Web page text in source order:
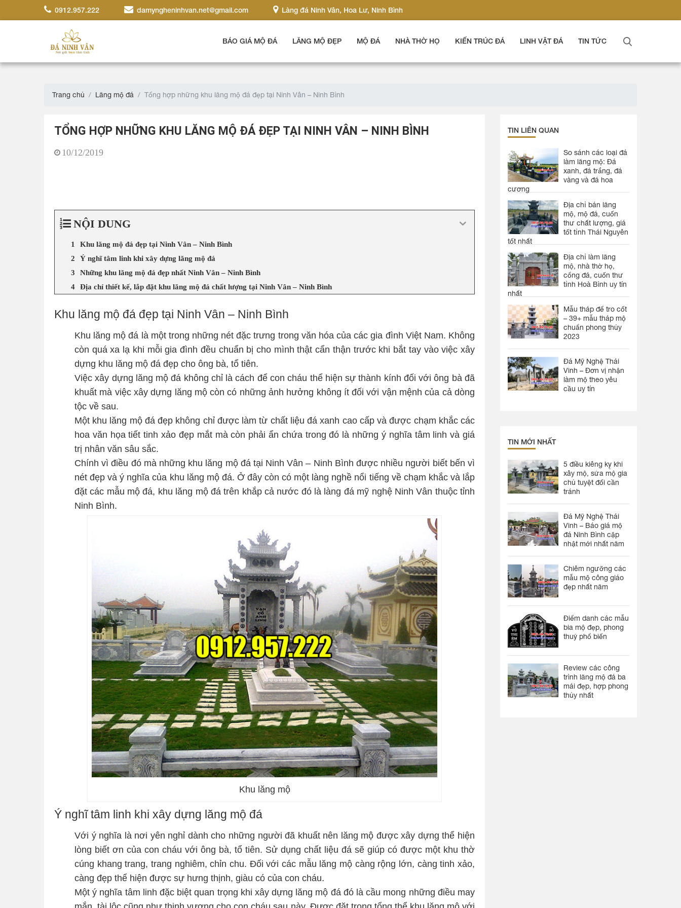
0912.957.222 damyngheninhvan.net@gmail.com Làng đá Ninh Vân, Hoa Lư, Ninh Bình
BÁO GIÁ MỘ ĐÁ LĂNG MỘ ĐẸP MỘ ĐÁ NHÀ THỜ HỌ KIẾN TRÚC ĐÁ LINH VẬT ĐÁ TIN TỨC
Trang chủ Lăng mộ đá Tổng hợp những khu lăng mộ đá đẹp tại Ninh Vân – Ninh Bình
TỔNG HỢP NHỮNG KHU LĂNG MỘ ĐÁ ĐẸP TẠI NINH VÂN – NINH BÌNH
10/12/2019
NỘI DUNG
Khu lăng mộ đá đẹp tại Ninh Vân – Ninh Bình
Ý nghĩ tâm linh khi xây dựng lăng mộ đá
Những khu lăng mộ đá đẹp nhất Ninh Vân – Ninh Bình
Địa chỉ thiết kế, lắp đặt khu lăng mộ đá chất lượng tại Ninh Vân – Ninh Bình
Khu lăng mộ đá đẹp tại Ninh Vân – Ninh Bình
Khu lăng mộ đá là một trong những nét đặc trưng trong văn hóa của các gia đình Việt Nam. Không
còn quá xa lạ khi mỗi gia đình đều chuẩn bị cho mình thật cẩn thận trước khi bắt tay vào việc xây
dựng khu lăng mộ đá đẹp cho ông bà, tổ tiên.
Việc xây dựng lăng mộ đá không chỉ là cách để con cháu thể hiện sự thành kính đối với ông bà đã
khuất mà việc xây dựng lăng mộ còn có những ảnh hưởng không ít đối với vận mệnh của cả dòng
tộc về sau.
Một khu lăng mộ đá đẹp không chỉ được làm từ chất liệu đá xanh cao cấp và được chạm khắc các
hoa văn họa tiết tinh xảo đẹp mắt mà còn phải ẩn chứa trong đó là những ý nghĩa tâm linh và giá
trị nhân văn sâu sắc.
Chính vì điều đó mà những khu lăng mộ đá tại Ninh Vân – Ninh Bình được nhiều người biết bến vì
nét đẹp và ý nghĩa của khu lăng mộ đá. Ở đây còn có một làng nghề nổi tiếng về chạm khắc và lắp
đặt các mẫu mộ đá, khu lăng mộ đá trên khắp cả nước đó là làng đá mỹ nghệ Ninh Vân thuộc tỉnh
Ninh Bình.
Khu lăng mộ
Ý nghĩ tâm linh khi xây dựng lăng mộ đá
Với ý nghĩa là nơi yên nghỉ dành cho những người đã khuất nên lăng mộ được xây dựng thể hiện
lòng biết ơn của con cháu với ông bà, tổ tiên. Sử dụng chất liệu đá sẽ giúp có được một khu thờ
cúng khang trang, trang nghiêm, chỉn chu. Đối với các mẫu lăng mộ càng rộng lớn, càng tinh xảo,
càng đẹp thể hiện được sự hưng thịnh, giàu có của con cháu.
Một ý nghĩa tâm linh đặc biệt quan trọng khi xây dựng lăng mộ đá đó là cầu mong những điều may
TIN LIÊN QUAN
So sánh các loại đá
làm lăng mộ: Đá
xanh, đá trắng, đá
vàng và đá hoa
cương
Địa chỉ bán lăng
mộ, mộ đá, cuốn
thư chất lượng, giá
tốt tỉnh Thái Nguyên
tốt nhất
Địa chỉ làm lăng
mộ, nhà thờ họ,
cổng đá, cuốn thư
tỉnh Hoà Bình uy tín
nhất
Mẫu tháp để tro cốt
– 39+ mẫu tháp mộ
chuẩn phong thủy
2023
Đá Mỹ Nghệ Thái
Vinh – Đơn vị nhận
làm mộ theo yêu
cầu uy tín
TIN MỚI NHẤT
5 điều kiêng kỵ khi
xây mộ, sửa mộ gia
chủ tuyệt đối cần
tránh
Đá Mỹ Nghệ Thái
Vinh – Báo giá mộ
đá Ninh Bình cập
nhật mới nhất năm
Chiêm ngưỡng các
mẫu mộ công giáo
đẹp nhất năm
Điểm danh các mẫu
bia mộ đẹp, phong
thuỷ phổ biến
Review các công
trình lăng mộ đá ba
mái đẹp, hợp phong
thủy nhất